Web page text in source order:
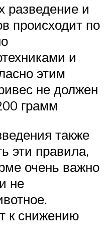
разведение и
происходит по
и
этим
не должен
грамм
также
эти правила,
очень важно
не
к снижению